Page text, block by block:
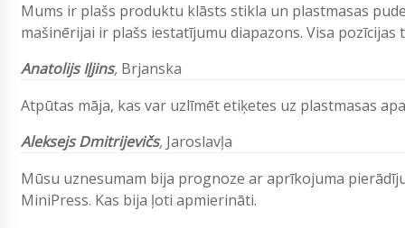
Mums ir plašs produktu klāsts stikla un plastmasas
mašinērijai ir plašs iestatījumu diapazons. Visa
Anatolijs Iļjins, Brjanska
Atpūtas māja, kas var uzlīmēt etiķetes uz plastmasas
Aleksejs Dmitrijevičs, Jaroslavļa
Mūsu uznesumam bija prognoze ar aprīkojuma
MiniPress. Kas bija ļoti apmierināti.